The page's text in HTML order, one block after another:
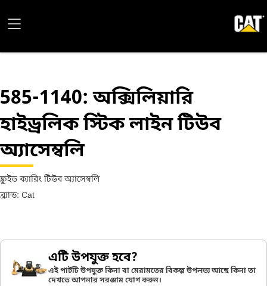
585-1140: অক্সিলিয়ারি
হাইড্রলিক স্টিক লাইন টিউব
অ্যাসেম্বলি
ফ্লুইড ক্যারিং টিউব অ্যাসেম্বলি
ব্র্যান্ড: Cat
এটি উপযুক্ত হবে?
এই পার্টটি উপযুক্ত কিনা বা মেরামতের বিকল্প উপলভ্য আছে কিনা তা
দেখতে আপনার সরঞ্জাম যোগ করুন।